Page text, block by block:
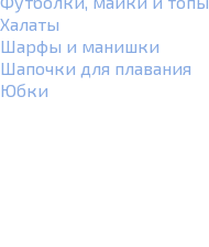
Халаты
Шарфы и манишки
Шапочки для плавания
Юбки